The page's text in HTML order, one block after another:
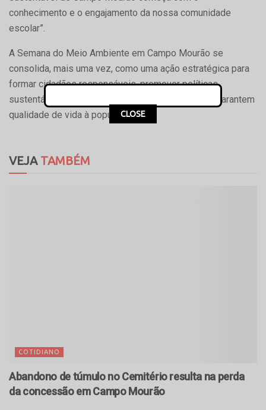
conhecimento e o engajamento da nossa comunidade
escolar”.
A Semana do Meio Ambiente em Campo Mourão se
consolida, mais uma vez, como uma ação estratégica para
formar cidadãos responsáveis, promover políticas
sustentáveis e proteger os recursos naturais que garantem
qualidade de vida à população.
VEJATAMBÉM
COTIDIANO
Abandono de túmulo no Cemitério resulta na perda
da concessão em Campo Mourão
CLOSE